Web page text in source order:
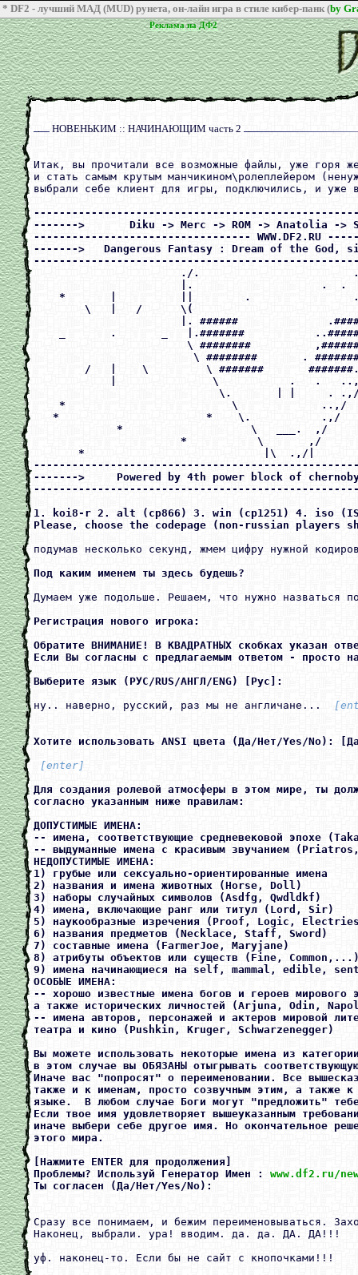
* DF2 - лучший МАД (MUD) рунета, он-лайн игра в стиле кибер-панк (by
Реклама на ДФ2
Реклама на ДФ2
НОВЕНЬКИМ :: НАЧИНАЮЩИМ часть 2
Итак, вы прочитали все возможные файлы, уже горя
и стать самым крутым манчикином\ролеплейером
выбрали себе клиент для игры, подключились, и уже
------->       Diku -> Merc -> ROM -> Anatolia ->
---------------------------------- WWW.DF2.RU
------->   Dangerous Fantasy : Dream of the
./.
|.                    .  .
*       |          ||        .
\   |   /      \(
|. ######
_       .       _   |.#######
\ ########
\ ########       .
/   |    \         \ #######
|               \           .   .
\.       | |
*                          \             ..,/
*                       *    \.           .,/
*                    \   ___.  ,/
*           \
*                            |\  .,/|
------->     Powered by 4th power block of
1. koi8-r 2. alt (cp866) 3. win (cp1251) 4. iso
Please, choose the codepage (non-russian players
подумав несколько секунд, жмем цифру нужной
Под каким именем ты здесь будешь?
Думаем уже подольше. Решаем, что нужно назваться
Регистрация нового игрока:
Обратите ВНИМАНИЕ! В КВАДРАТНЫХ скобках указан
Если Вы согласны с предлагаемым ответом - просто
Выберите язык (РУС/RUS/АНГЛ/ENG) [Рус]:
ну.. наверно, русский, раз мы не англичане...
[enter]
Для создания ролевой атмосферы в этом мире, ты
согласно указанным ниже правилам:
ДОПУСТИМЫЕ ИМЕНА:
-- имена, соответствующие средневековой эпохе
-- выдуманные имена с красивым звучанием
НЕДОПУСТИМЫЕ ИМЕНА:
1) грубые или сексуально-ориентированные имена
2) названия и имена животных (Horse, Doll)
3) наборы случайных символов (Asdfg, Qwdldkf)
4) имена, включающие ранг или титул (Lord, Sir)
5) наукообразные изречения (Proof, Logic,
6) названия предметов (Necklace, Staff, Sword)
7) составные имена (FarmerJoe, Maryjane)
8) атрибуты объектов или существ (Fine,
9) имена начинающиеся на self, mammal, edible,
ОСОБЫЕ ИМЕНА:
-- хорошо известные имена богов и героев мирового
а также исторических личностей (Arjuna, Odin,
-- имена авторов, персонажей и актеров мировой
театра и кино (Pushkin, Kruger, Schwarzenegger)
Вы можете использовать некоторые имена из
в этом случае вы ОБЯЗАНЫ отыгрывать
Иначе вас "попросят" о переименовании. Все
также и к именам, просто созвучным этим, а также к
языке.  В любом случае Боги могут "предложить"
Если твое имя удовлетворяет вышеуказанным
иначе выбери себе другое имя. Но окончательное
этого мира.
[Нажмите ENTER для продолжения]
Проблемы? Используй Генератор Имен : www.df2.ru/
Сразу все понимаем, и бежим переименовываться.
Наконец, выбрали. ура! вводим. да. да. ДА. ДА!!!
уф. наконец-то. Если бы не сайт с кнопочками!!!